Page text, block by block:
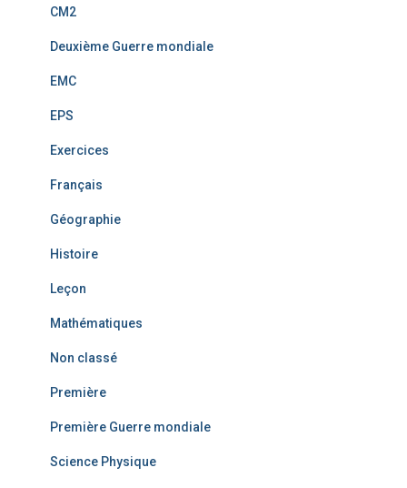
CM2
Deuxième Guerre mondiale
EMC
EPS
Exercices
Français
Géographie
Histoire
Leçon
Mathématiques
Non classé
Première
Première Guerre mondiale
Science Physique